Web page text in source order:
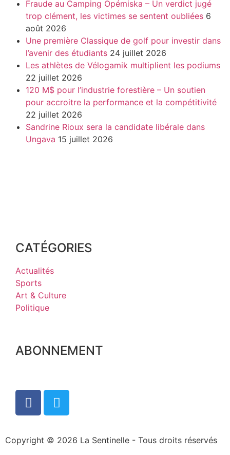
Fraude au Camping Opémiska – Un verdict jugé
trop clément, les victimes se sentent oubliées 6
août 2026
Une première Classique de golf pour investir dans
l’avenir des étudiants 24 juillet 2026
Les athlètes de Vélogamik multiplient les podiums
22 juillet 2026
120 M$ pour l’industrie forestière – Un soutien
pour accroitre la performance et la compétitivité
22 juillet 2026
Sandrine Rioux sera la candidate libérale dans
Ungava 15 juillet 2026
CATÉGORIES
Actualités
Sports
Art & Culture
Politique
ABONNEMENT
Copyright © 2026 La Sentinelle - Tous droits réservés